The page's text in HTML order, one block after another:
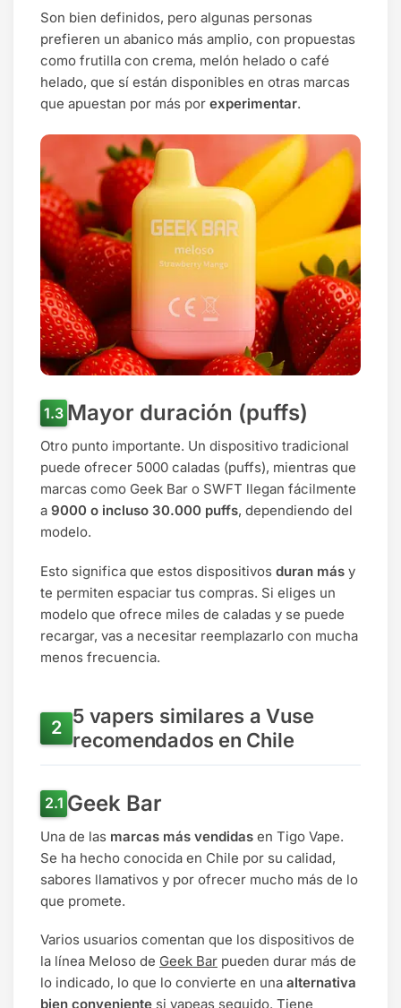
Son bien definidos, pero algunas personas
prefieren un abanico más amplio, con propuestas
como frutilla con crema, melón helado o café
helado, que sí están disponibles en otras marcas
que apuestan por más por experimentar.
Mayor duración (puffs)
Otro punto importante. Un dispositivo tradicional
puede ofrecer 5000 caladas (puffs), mientras que
marcas como Geek Bar o SWFT llegan fácilmente
a 9000 o incluso 30.000 puffs, dependiendo del
modelo.
Esto significa que estos dispositivos duran más y
te permiten espaciar tus compras. Si eliges un
modelo que ofrece miles de caladas y se puede
recargar, vas a necesitar reemplazarlo con mucha
menos frecuencia.
5 vapers similares a Vuse
recomendados en Chile
Geek Bar
Una de las marcas más vendidas en Tigo Vape.
Se ha hecho conocida en Chile por su calidad,
sabores llamativos y por ofrecer mucho más de lo
que promete.
Varios usuarios comentan que los dispositivos de
la línea Meloso de Geek Bar pueden durar más de
lo indicado, lo que lo convierte en una alternativa
bien conveniente si vapeas seguido. Tiene